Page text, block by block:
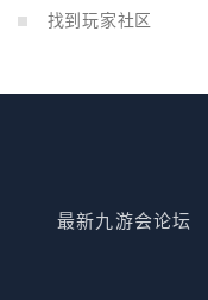
找到玩家社区
最新九游会论坛